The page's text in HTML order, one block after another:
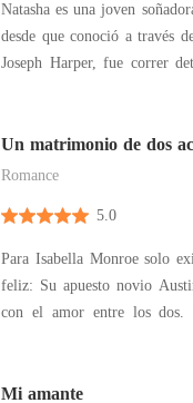
Natasha es una joven
desde que conoció a través
Joseph Harper, fue correr
ve sometida a una
Un matrimonio de dos
Romance
5.0
Para Isabella Monroe solo
feliz: Su apuesto novio
con el amor entre los dos.
infiel con su mejor amiga.
Mi amante